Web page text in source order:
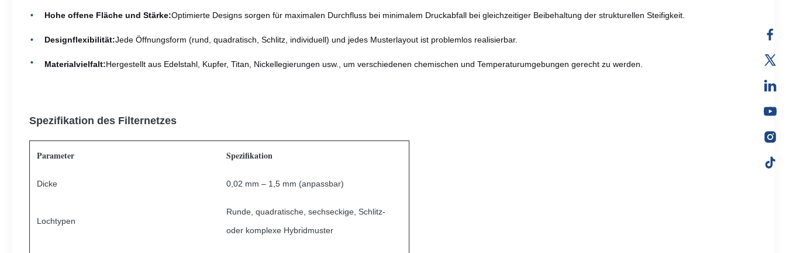
Hohe offene Fläche und Stärke:Optimierte Designs sorgen für maximalen Durchfluss bei minimalem Druckabfall bei gleichzeitiger Beibehaltung der strukturellen Steifigkeit.
Designflexibilität:Jede Öffnungsform (rund, quadratisch, Schlitz, individuell) und jedes Musterlayout ist problemlos realisierbar.
Materialvielfalt:Hergestellt aus Edelstahl, Kupfer, Titan, Nickellegierungen usw., um verschiedenen chemischen und Temperaturumgebungen gerecht zu werden.
Spezifikation des Filternetzes
Parameter Spezifikation
Dicke 0,02 mm – 1,5 mm (anpassbar)
Lochtypen
Runde, quadratische, sechseckige, Schlitz-
oder komplexe Hybridmuster